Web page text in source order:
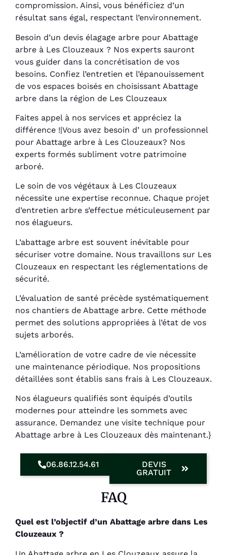
compromission. Ainsi, vous bénéficiez d’un
résultat sans égal, respectant l’environnement.
Besoin d’un devis élagage arbre pour Abattage
arbre à Les Clouzeaux ? Nos experts sauront
vous guider dans la concrétisation de vos
besoins. Confiez l’entretien et l’épanouissement
de vos espaces boisés en choisissant Abattage
arbre dans la région de Les Clouzeaux
Faites appel à nos services et appréciez la
différence !|Vous avez besoin d’ un professionnel
pour Abattage arbre à Les Clouzeaux? Nos
experts formés subliment votre patrimoine
arboré.
Le soin de vos végétaux à Les Clouzeaux
nécessite une expertise reconnue. Chaque projet
d’entretien arbre s’effectue méticuleusement par
nos élagueurs.
L’abattage arbre est souvent inévitable pour
sécuriser votre domaine. Nous travaillons sur Les
Clouzeaux en respectant les réglementations de
sécurité.
L’évaluation de santé précède systématiquement
nos chantiers de Abattage arbre. Cette méthode
permet des solutions appropriées à l’état de vos
sujets arborés.
L’amélioration de votre cadre de vie nécessite
une maintenance périodique. Nos propositions
détaillées sont établis sans frais à Les Clouzeaux.
Nos élagueurs qualifiés sont équipés d’outils
modernes pour atteindre les sommets avec
assurance. Demandez une visite technique pour
Abattage arbre à Les Clouzeaux dès maintenant.}
06.86.12.54.61
DEVIS
GRATUIT
FAQ
Quel est l’objectif d’un Abattage arbre dans Les
Clouzeaux ?